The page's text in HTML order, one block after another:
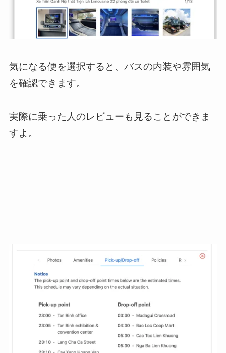
気になる便を選択すると、バスの内装や雰囲気
を確認できます。
実際に乗った人のレビューも見ることができま
すよ。